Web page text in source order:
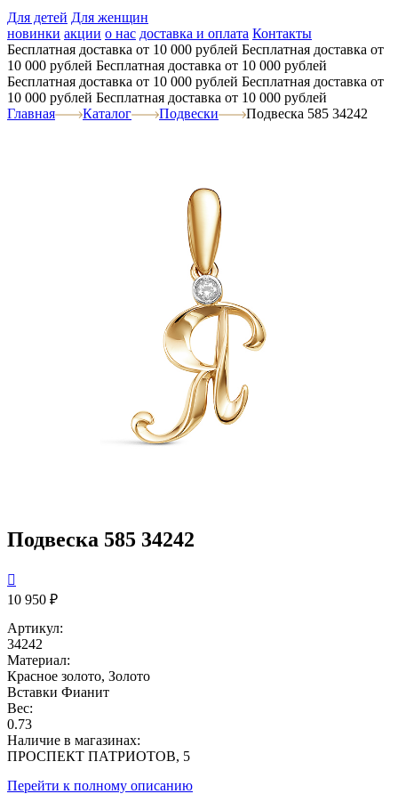
Для детей Для женщин
новинки акции о нас доставка и оплата Контакты
Бесплатная доставка от 10 000 рублей Бесплатная доставка от
10 000 рублей Бесплатная доставка от 10 000 рублей
Бесплатная доставка от 10 000 рублей Бесплатная доставка от
10 000 рублей Бесплатная доставка от 10 000 рублей
Главная
Каталог Подвески Подвеска 585 34242
Подвеска 585 34242

10 950 ₽
Артикул:
34242
Материал:
Красное золото, Золото
Вставки Фианит
Вес:
0.73
Наличие в магазинах:
ПРОСПЕКТ ПАТРИОТОВ, 5
Перейти к полному описанию